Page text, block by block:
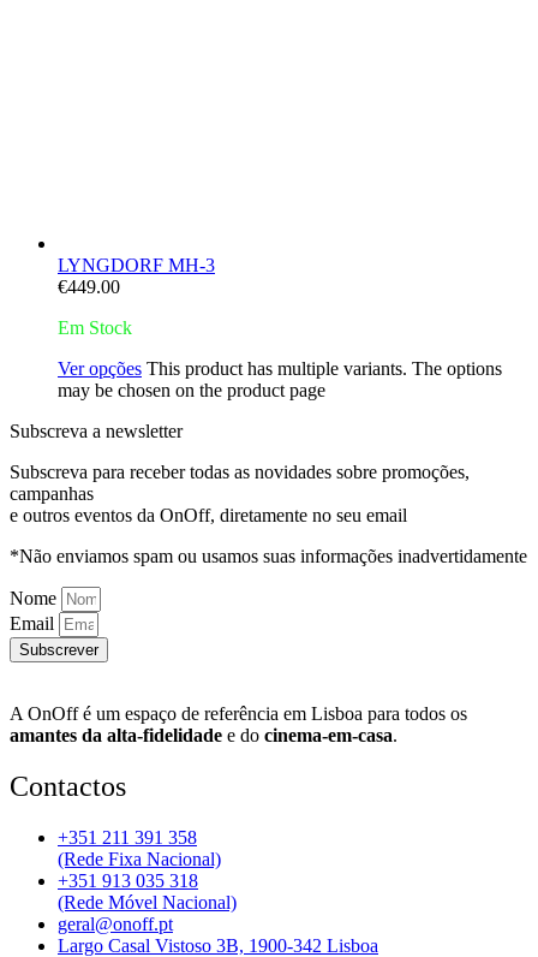
LYNGDORF MH-3
€449.00
Em Stock
Ver opções This product has multiple variants. The options
may be chosen on the product page
Subscreva a newsletter
Subscreva para receber todas as novidades sobre promoções,
campanhas
e outros eventos da OnOff, diretamente no seu email
*Não enviamos spam ou usamos suas informações inadvertidamente
Nome
Email
Subscrever
A OnOff é um espaço de referência em Lisboa para todos os
amantes da alta-fidelidade e do cinema-em-casa.
Contactos
+351 211 391 358
(Rede Fixa Nacional)
+351 913 035 318
(Rede Móvel Nacional)
geral@onoff.pt
Largo Casal Vistoso 3B, 1900-342 Lisboa